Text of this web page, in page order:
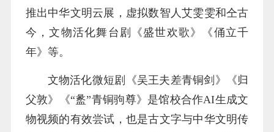
推出中华文明云展，虚拟数智人艾雯雯和仝古
今，文物活化舞台剧《盛世欢歌》《俑立千
年》等。
文物活化微短剧《吴王夫差青铜剑》《归
父敦》《“盠”青铜驹尊》是馆校合作AI生成文
物视频的有效尝试，也是古文字与中华文明传